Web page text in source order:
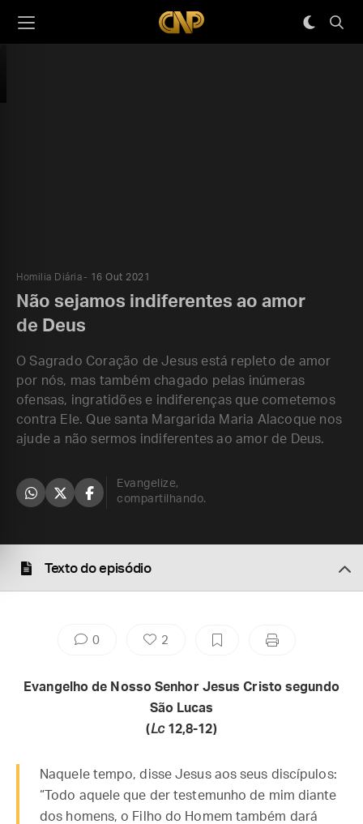
Homilia Diária 16 Out 2021
Não sejamos indiferentes ao amor
de Deus
O Sagrado Coração de Jesus está repleto de amor
por nós, mas também chagado pelas inúmeras
ofensas, ingratidões e indiferenças que cometemos
contra Ele. Que santa Margarida Maria Alacoque nos
ajude a não sermos indiferentes ao amor de Deus.
Evangelize,
compartilhando.
Texto do episódio
0 2
Evangelho de Nosso Senhor Jesus Cristo segundo
São Lucas
(Lc12,8-12)
Naquele tempo, disse Jesus aos seus discípulos:
“Todo aquele que der testemunho de mim diante
dos homens, o Filho do Homem também dará